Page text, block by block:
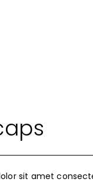
sit amet